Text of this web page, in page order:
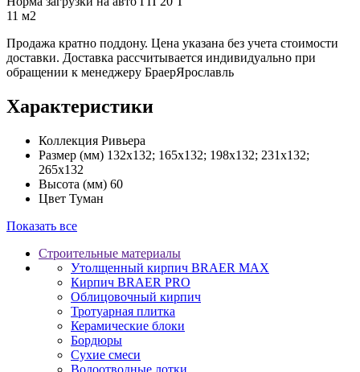
11 м2
Продажа кратно поддону. Цена указана без учета стоимости
доставки. Доставка рассчитывается индивидуально при
обращении к менеджеру БраерЯрославль
Характеристики
Коллекция Ривьера
Размер (мм) 132х132; 165х132; 198х132; 231х132;
265x132
Высота (мм) 60
Цвет Туман
Показать все
Строительные материалы
Утолщенный кирпич BRAER MAX
Кирпич BRAER PRO
Облицовочный кирпич
Тротуарная плитка
Керамические блоки
Бордюры
Сухие смеси
Водоотводные лотки